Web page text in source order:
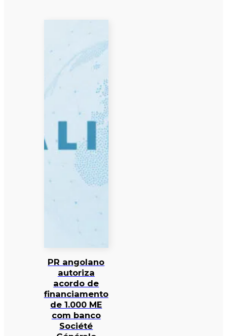
PR angolano
autoriza
acordo de
financiamento
de 1.000 ME
com banco
Société